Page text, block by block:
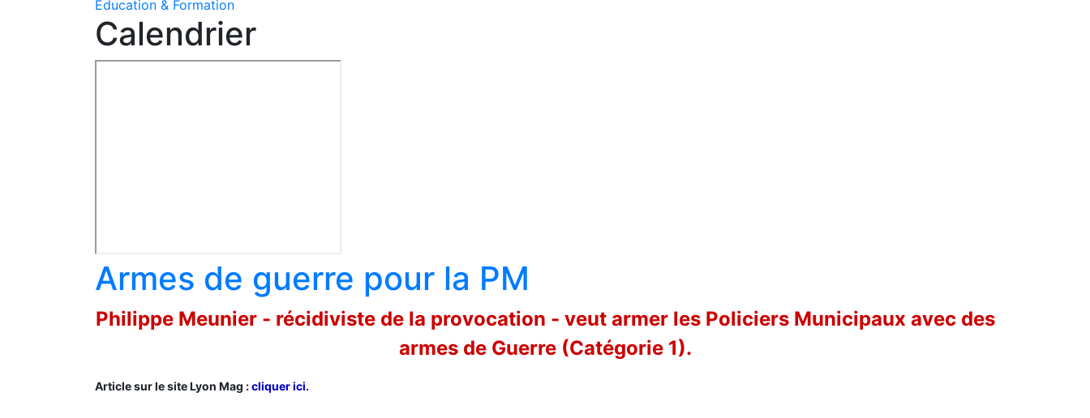
Education & Formation
Calendrier
Armes de guerre pour la PM
Philippe Meunier - récidiviste de la provocation - veut armer les Policiers Municipaux avec des
armes de Guerre (Catégorie 1).
Article sur le site Lyon Mag :cliquer ici.